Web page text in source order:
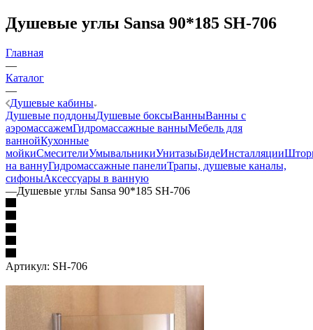
Душевые углы Sansa 90*185 SH-706
Главная
—
Каталог
—
Душевые кабины
Душевые поддоныДушевые боксыВанныВанны с
аэромассажемГидромассажные ванныМебель для
ваннойКухонные
мойкиСмесителиУмывальникиУнитазыБидеИнсталляции
на ваннуГидромассажные панелиТрапы, душевые каналы,
сифоныАксессуары в ванную
—Душевые углы Sansa 90*185 SH-706
Артикул: SH-706